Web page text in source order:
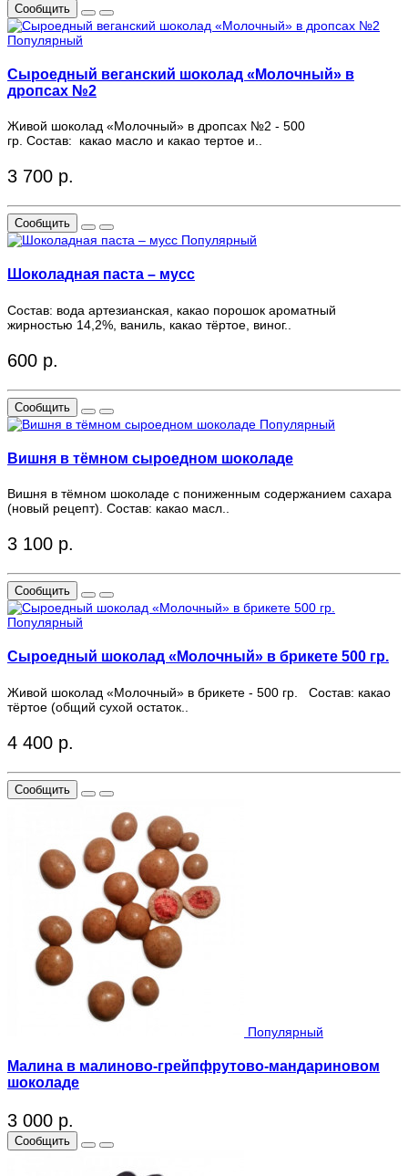
Сообщить
Популярный
Сыроедный веганский шоколад «Молочный» в
дропсах №2
Живой шоколад «Молочный» в дропсах №2 - 500
гр. Состав: какао масло и какао тертое и..
3 700 р.
Сообщить
Популярный
Шоколадная паста – мусс
Состав: вода артезианская, какао порошок ароматный
жирностью 14,2%, ваниль, какао тёртое, виног..
600 р.
Сообщить
Популярный
Вишня в тёмном сыроедном шоколаде
Вишня в тёмном шоколаде с пониженным содержанием сахара
(новый рецепт). Состав: какао масл..
3 100 р.
Сообщить
Популярный
Сыроедный шоколад «Молочный» в брикете 500 гр.
Живой шоколад «Молочный» в брикете - 500 гр. Состав: какао
тёртое (общий сухой остаток..
4 400 р.
Сообщить
Популярный
Малина в малиново-грейпфрутово-мандариновом
шоколаде
3 000 р.
Сообщить